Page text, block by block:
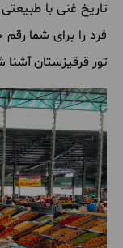
تاریخ غنی با
فرد را برای شما
تور قرقیزستان آشنا